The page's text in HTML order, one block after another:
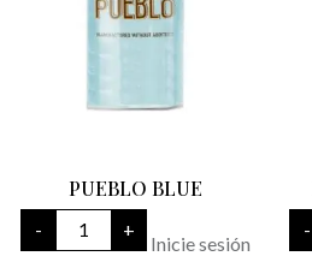
PUEBLO BLUE
-
PUEBLO
BLUE
cantidad
+
Inicie sesión
-